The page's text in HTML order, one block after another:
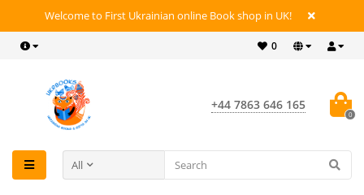
Welcome to First Ukrainian online Book shop in UK!
0
+44 7863 646 165
0
All